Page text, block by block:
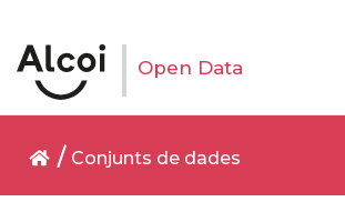
Open Data
Conjunts de dades